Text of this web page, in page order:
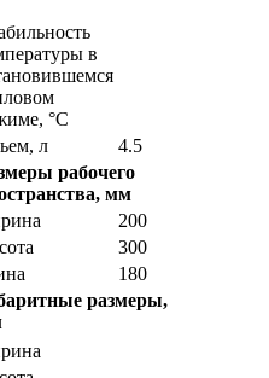
в
°С
л
4.5
рабочего
мм
200
300
180
размеры,